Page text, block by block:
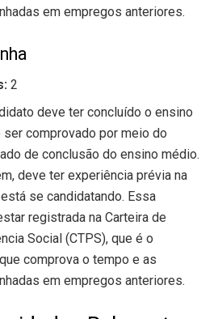
em empregos anteriores.
2
deve ter concluído o ensino
comprovado por meio do
de conclusão do ensino médio.
deve ter experiência prévia na
se candidatando. Essa
registrada na Carteira de
Social (CTPS), que é o
comprova o tempo e as
em empregos anteriores.